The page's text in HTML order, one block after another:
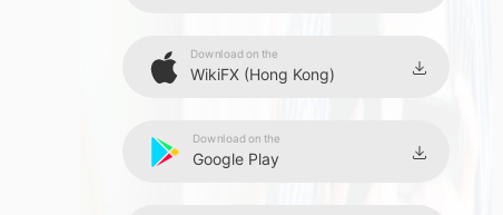
Download on the
WikiFX (Hong Kong)
Download on the
Google Play